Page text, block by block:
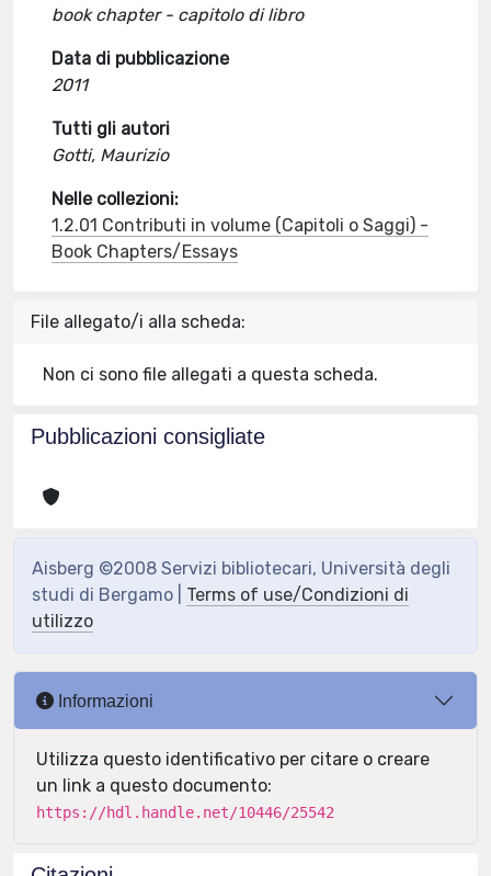
book chapter - capitolo di libro
Data di pubblicazione
2011
Tutti gli autori
Gotti, Maurizio
Nelle collezioni:
1.2.01 Contributi in volume (Capitoli o Saggi) -
Book Chapters/Essays
File allegato/i alla scheda:
Non ci sono file allegati a questa scheda.
Pubblicazioni consigliate
Aisberg ©2008 Servizi bibliotecari, Università degli
studi di Bergamo | Terms of use/Condizioni di
utilizzo
Informazioni
Utilizza questo identificativo per citare o creare
un link a questo documento:
https://hdl.handle.net/10446/25542